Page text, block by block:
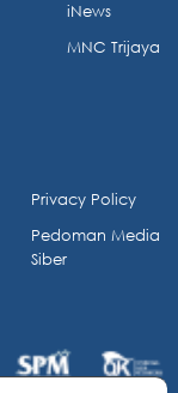
iNews
MNC Trijaya
Privacy Policy
Pedoman Media
Siber